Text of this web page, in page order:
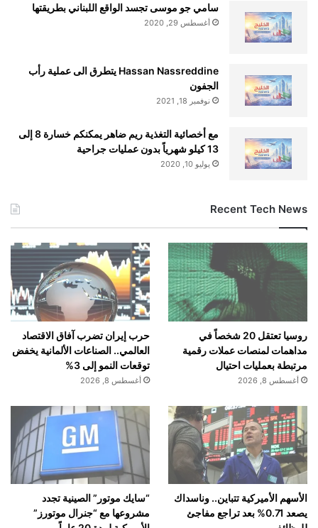
سامي جو موسى تجسد الواقع اللبناني بطريقتها
أغسطس 29, 2020
Hassan Nassreddine يتطرق الى عملية رأب
الجفون
نوفمبر 18, 2021
مع أخصائية التغذية ريم ضاهر يمكنكم خسارة 8 إلى
13 كيلو شهرياً بدون عمليات جراحية
يوليو 10, 2020
Recent Tech News
روسيا تعتقل 20 شخصاً في
مداهمات لمنصات عملات رقمية
مرتبطة بعمليات احتيال
أغسطس 8, 2026
حرب إيران تضرب آفاق الاقتصاد
العالمي.. الصناعات الألمانية يخفض
توقعات النمو إلى 3%
أغسطس 8, 2026
الأسهم الأميركية تتباين.. وناسداك
يصعد 0.71% بعد تراجع مفاجئ
“سايك موتور” الصينية تجدد
مشروعها مع “جنرال موتورز”